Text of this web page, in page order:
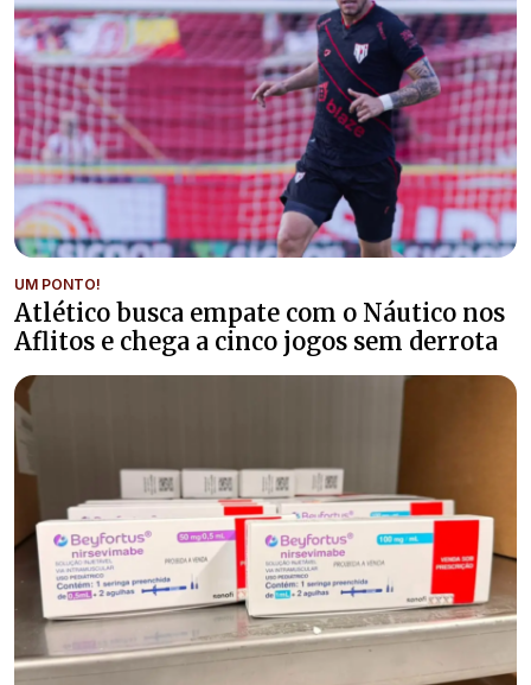
UM PONTO!
Atlético busca empate com o Náutico nos
Aflitos e chega a cinco jogos sem derrota